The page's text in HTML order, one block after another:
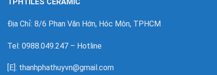
Địa Chỉ: 8/6 Phan Văn Hớn, Hóc Môn, TPHCM
Tel: 0988.049.247 – Hotline
[E]: thanhphathuyvn@gmail.com